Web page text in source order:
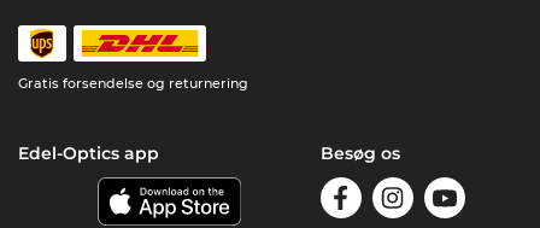
Gratis forsendelse og returnering
Edel-Optics app Besøg os